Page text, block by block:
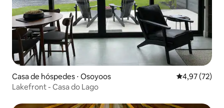
Casa de hóspedes ⋅ Osoyoos 4,97 de uma
4,97 (72)
Lakefront - Casa do Lago